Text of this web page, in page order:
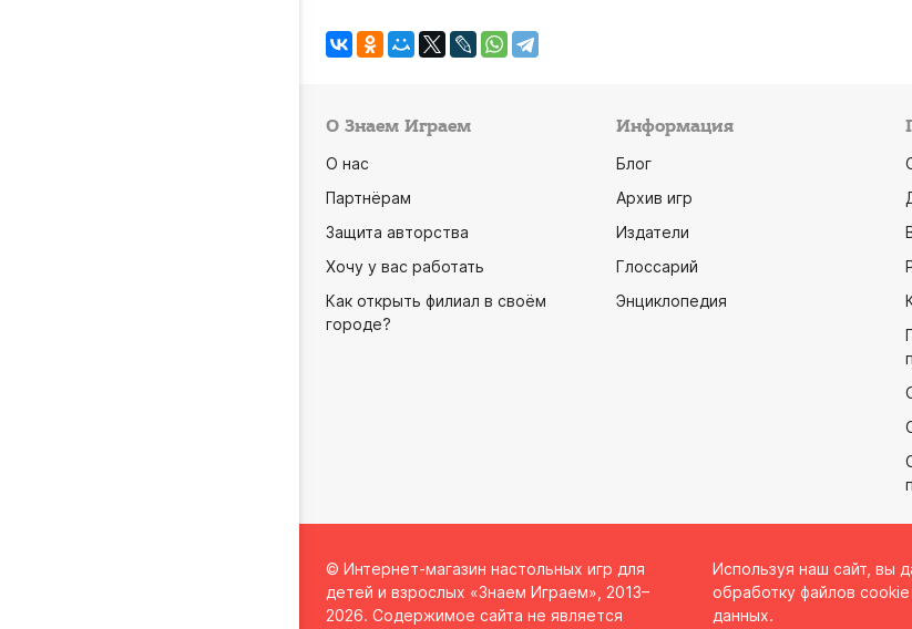
О Знаем Играем
О нас
Партнёрам
Защита авторства
Хочу у вас работать
Как открыть филиал в своём
городе?
Информация
Блог
Архив игр
Издатели
Глоссарий
Энциклопедия
© Интернет-магазин настольных игр для
детей и взрослых «Знаем Играем», 2013–
2026. Содержимое сайта не является
Используя наш сайт, вы
обработку файлов
данных.